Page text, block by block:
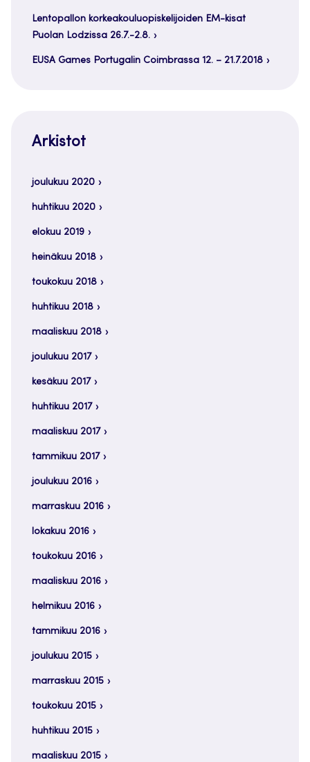
Lentopallon korkeakouluopiskelijoiden EM-kisat
Puolan Lodzissa 26.7.-2.8.
EUSA Games Portugalin Coimbrassa 12. – 21.7.2018
Arkistot
joulukuu 2020
huhtikuu 2020
elokuu 2019
heinäkuu 2018
toukokuu 2018
huhtikuu 2018
maaliskuu 2018
joulukuu 2017
kesäkuu 2017
huhtikuu 2017
maaliskuu 2017
tammikuu 2017
joulukuu 2016
marraskuu 2016
lokakuu 2016
toukokuu 2016
maaliskuu 2016
helmikuu 2016
tammikuu 2016
joulukuu 2015
marraskuu 2015
toukokuu 2015
huhtikuu 2015
maaliskuu 2015